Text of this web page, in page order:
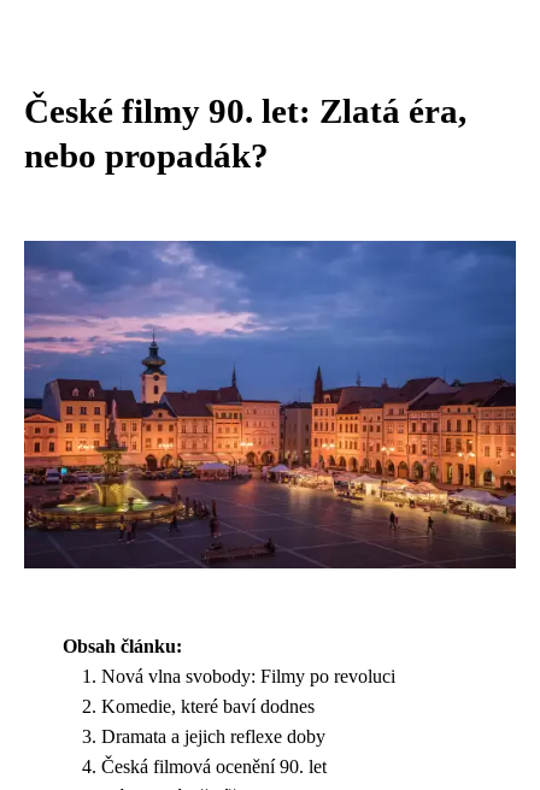
České filmy 90. let: Zlatá éra,
nebo propadák?
Obsah článku:
Nová vlna svobody: Filmy po revoluci
Komedie, které baví dodnes
Dramata a jejich reflexe doby
Česká filmová ocenění 90. let